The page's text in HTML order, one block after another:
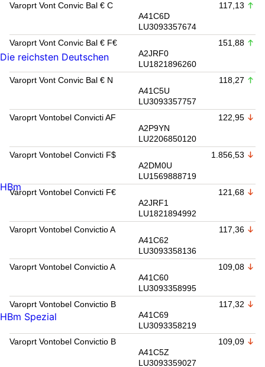
Varoprt Vont Convic Bal € C
A41C6D
LU3093357674
117,13
Varoprt Vont Convic Bal € F€
A2JRF0
LU1821896260
151,88
Varoprt Vont Convic Bal € N
A41C5U
LU3093357757
118,27
Varoprt Vontobel Convicti AF
A2P9YN
LU2206850120
122,95
Varoprt Vontobel Convicti F$
A2DM0U
LU1569888719
1.856,53
Varoprt Vontobel Convicti F€
A2JRF1
LU1821894992
121,68
Varoprt Vontobel Convictio A
A41C62
LU3093358136
117,36
Varoprt Vontobel Convictio A
A41C60
LU3093358995
109,08
Varoprt Vontobel Convictio B
A41C69
LU3093358219
117,32
Varoprt Vontobel Convictio B
A41C5Z
LU3093359027
109,09
Die reichsten Deutschen
HBm
HBm Spezial